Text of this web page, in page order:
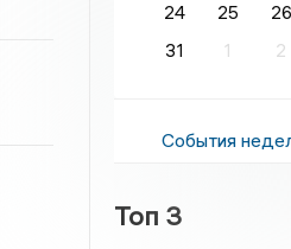
24
25 26
31
1 2
События
Топ 3